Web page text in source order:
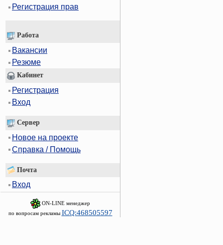
Регистрация прав
Работа
Вакансии
Резюме
Кабинет
Регистрация
Вход
Сервер
Новое на проекте
Справка / Помощь
Почта
Вход
ON-LINE менеджер
по вопросам рекламы ICQ:468505597